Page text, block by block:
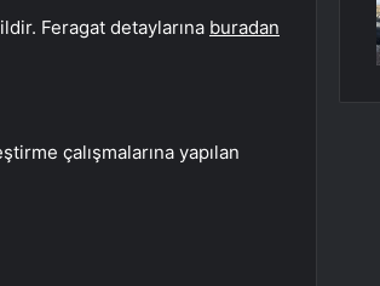
Feragat detaylarına buradan
çalışmalarına yapılan